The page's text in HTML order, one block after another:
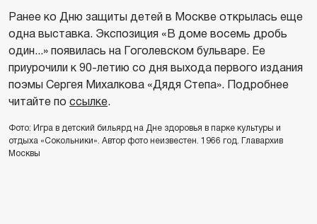
Ранее ко Дню защиты детей в Москве открылась еще
одна выставка. Экспозиция «В доме восемь дробь
один...» появилась на Гоголевском бульваре. Ее
приурочили к 90-летию со дня выхода первого издания
поэмы Сергея Михалкова «Дядя Степа». Подробнее
читайте по ссылке.
Фото: Игра в детский бильярд на Дне здоровья в парке культуры и
отдыха «Сокольники». Автор фото неизвестен. 1966 год. Главархив
Москвы